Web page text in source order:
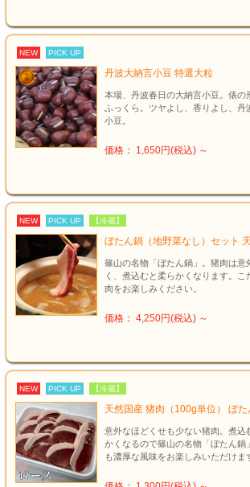
NEW PICK UP
丹波大納言小豆 特選大粒
本場、丹波春日の大納言小豆。俵の
ふっくら。ツヤよし、香りよし、丹
小豆。
価格： 1,650円(税込) ～
NEW PICK UP 【冷蔵】
ぼたん鍋（地野菜なし）セット
篠山の名物「ぼたん鍋」。猪肉は意
く、煮込むと柔らかくなります。
肉をお楽しみください。
価格： 4,250円(税込) ～
NEW PICK UP 【冷蔵】
天然国産 猪肉（100g単位） ぼ
意外なほどくせも少ない猪肉。煮込
かくなるので篠山の名物「ぼたん鍋
も濃厚な風味をお楽しみいただけま